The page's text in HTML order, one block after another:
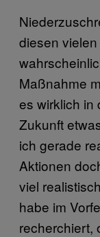
diesen
Maßnahme
es wirklich in
Zukunft
ich gerade
Aktionen
viel
habe im
recherchiert,